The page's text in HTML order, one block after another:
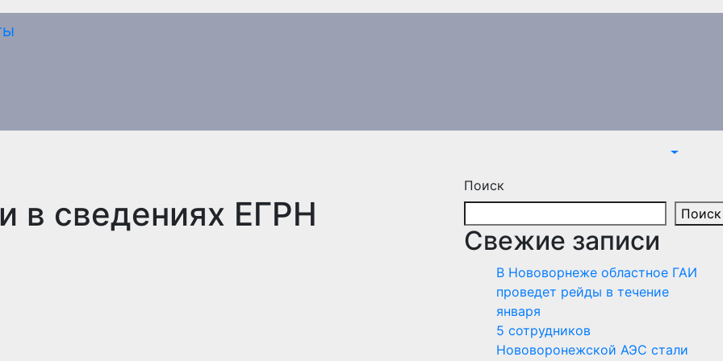
в сведениях ЕГРН
Поиск
Поиск
Свежие записи
В Нововорнеже областное ГАИ
проведет рейды в течение
января
5 сотрудников
Нововоронежской АЭС стали